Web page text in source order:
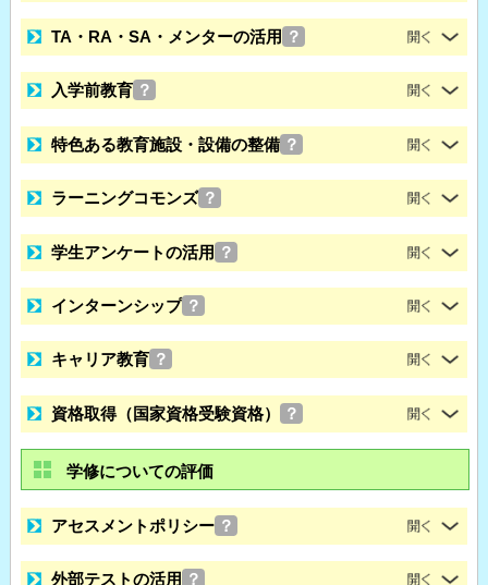
TA・RA・SA・メンターの活用 ？
入学前教育 ？
特色ある教育施設・設備の整備 ？
ラーニングコモンズ ？
学生アンケートの活用 ？
インターンシップ ？
キャリア教育 ？
資格取得（国家資格受験資格） ？
学修についての評価
アセスメントポリシー ？
外部テストの活用 ？